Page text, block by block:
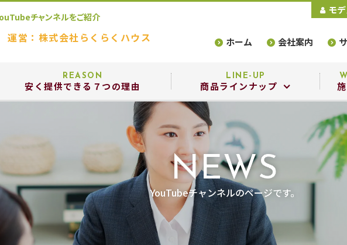
チャンネルをご紹介
運営：株式会社らくらくハウス ホーム 会社案内
モ
REASON
安く提供できる７つの理由
LINE-UP
商品ラインナップ
商品ラインナップ
設備・構造
選べるデザインスタイル
NEWS
YouTubeチャンネルのページです。